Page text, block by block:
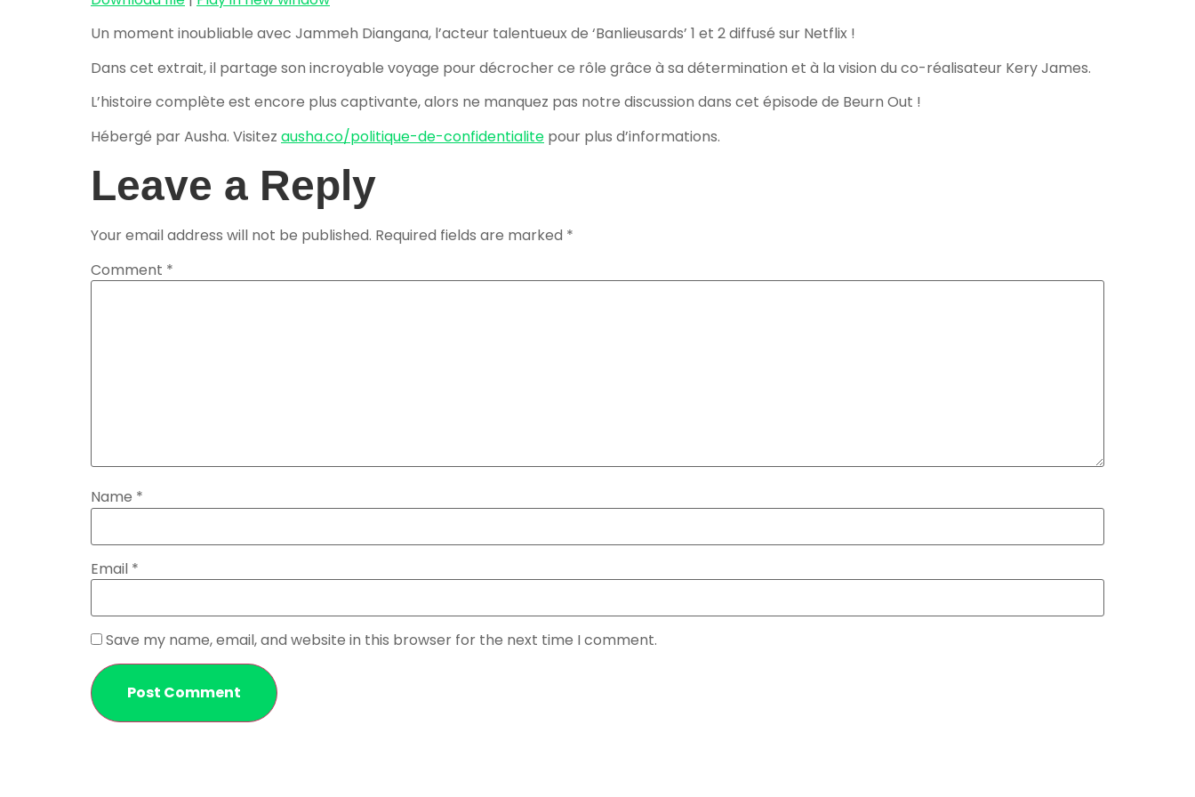
increase
Un moment inoubliable avec Jammeh Diangana, l’acteur talentueux de ‘Banlieusards’ 1 et 2 diffusé sur Netflix !
Dans cet extrait, il partage son incroyable voyage pour décrocher ce rôle grâce à sa détermination et à la vision du co-réalisateur Kery James.
L’histoire complète est encore plus captivante, alors ne manquez pas notre discussion dans cet épisode de Beurn Out !
Hébergé par Ausha. Visitez ausha.co/politique-de-confidentialite pour plus d’informations.
Leave a Reply
Your email address will not be published. Required fields are marked *
Comment *
Name *
Email *
Save my name, email, and website in this browser for the next time I comment.